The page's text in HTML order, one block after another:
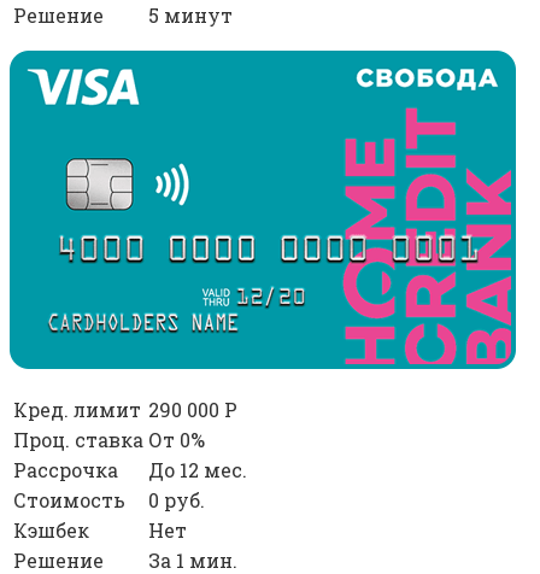
Решение 5 минут
Кред. лимит 290 000 Р
Проц. ставка От 0%
Рассрочка
До 12 мес.
Стоимость
0 руб.
Кэшбек
Нет
Решение
За 1 мин.